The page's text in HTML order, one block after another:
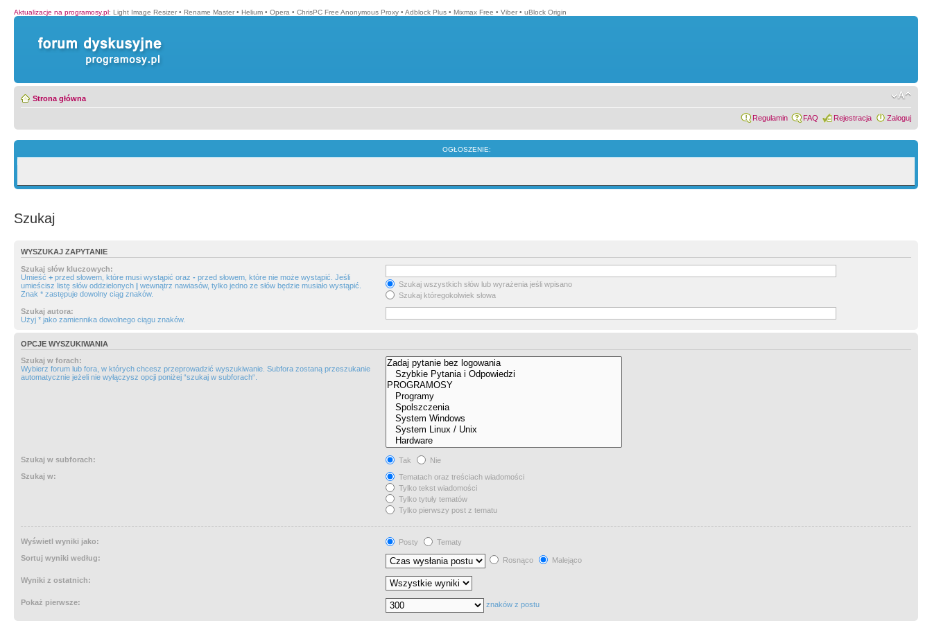
Aktualizacje na programosy.pl: Light Image Resizer • Rename Master • Helium • Opera • ChrisPC Free Anonymous Proxy • Adblock Plus • Mixmax Free • Viber • uBlock Origin
Strona główna
Regulamin FAQ Rejestracja Zaloguj
OGŁOSZENIE:
Szukaj
WYSZUKAJ ZAPYTANIE
Szukaj słów kluczowych:
Umieść + przed słowem, które musi wystąpić oraz - przed słowem, które nie może wystąpić. Jeśli
umieścisz listę słów oddzielonych | wewnątrz nawiasów, tylko jedno ze słów będzie musiało wystąpić.
Znak * zastępuje dowolny ciąg znaków.
Szukaj wszystkich słów lub wyrażenia jeśli wpisano
Szukaj któregokolwiek słowa
Szukaj autora:
Użyj * jako zamiennika dowolnego ciągu znaków.
OPCJE WYSZUKIWANIA
Szukaj w forach:
Wybierz forum lub fora, w których chcesz przeprowadzić wyszukiwanie. Subfora zostaną przeszukanie
automatycznie jeżeli nie wyłączysz opcji poniżej “szukaj w subforach“.
Szukaj w subforach: Tak
Nie
Szukaj w:
Tematach oraz treściach wiadomości
Tylko tekst wiadomości
Tylko tytuły tematów
Tylko pierwszy post z tematu
Wyświetl wyniki jako: Posty
Tematy
Sortuj wyniki według:
Rosnąco Malejąco
Wyniki z ostatnich:
Pokaż pierwsze: znaków z postu